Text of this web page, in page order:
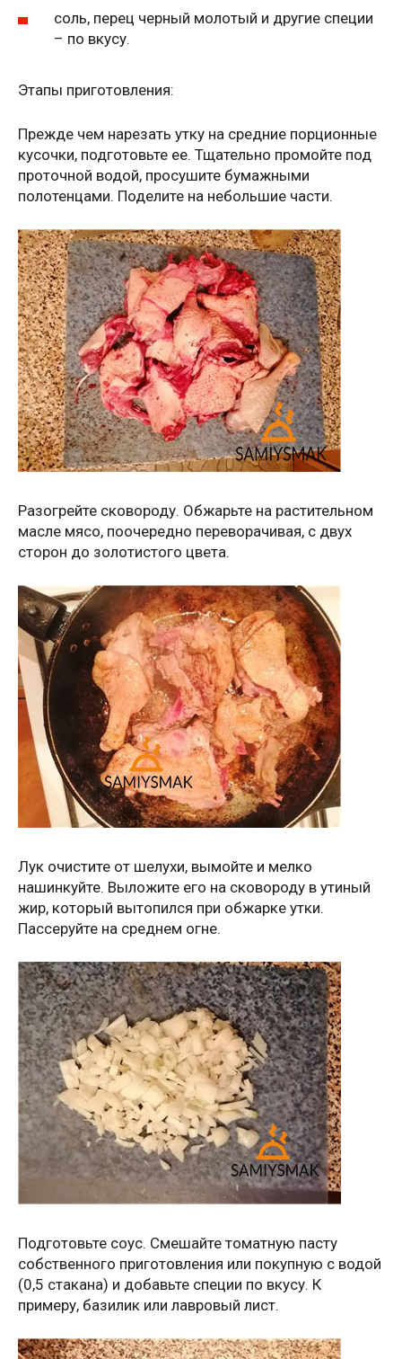
соль, перец черный молотый и другие специи
– по вкусу.
Этапы приготовления:
Прежде чем нарезать утку на средние порционные
кусочки, подготовьте ее. Тщательно промойте под
проточной водой, просушите бумажными
полотенцами. Поделите на небольшие части.
Разогрейте сковороду. Обжарьте на растительном
масле мясо, поочередно переворачивая, с двух
сторон до золотистого цвета.
Лук очистите от шелухи, вымойте и мелко
нашинкуйте. Выложите его на сковороду в утиный
жир, который вытопился при обжарке утки.
Пассеруйте на среднем огне.
Подготовьте соус. Смешайте томатную пасту
собственного приготовления или покупную с водой
(0,5 стакана) и добавьте специи по вкусу. К
примеру, базилик или лавровый лист.